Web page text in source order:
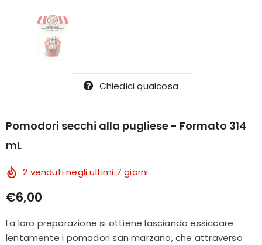
Chiedici qualcosa
Pomodori secchi alla pugliese - Formato 314
mL
2 venduti negli ultimi 7 giorni
€6,00
La loro preparazione si ottiene lasciando essiccare
lentamente i pomodori san marzano, che attraverso